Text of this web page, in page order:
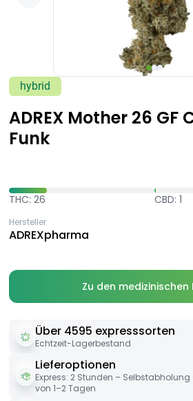
hybrid
ADREX Mother 26 GF
Funk
THC: 26 CBD: 1
Hersteller
ADREXpharma
Zu den medizinischen
Über 4595 expresssorten
Echtzeit-Lagerbestand
Lieferoptionen
Express: 2 Stunden –
von 1–2 Tagen